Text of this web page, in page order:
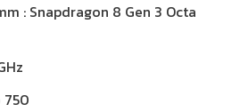
: Snapdragon 8 Gen 3 Octa
750